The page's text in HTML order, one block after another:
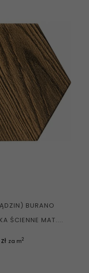
BURANO
ŚCIENNE MAT....
za m2